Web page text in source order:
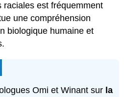
raciales est fréquemment
une compréhension
biologique humaine et
Omi et Winant sur la